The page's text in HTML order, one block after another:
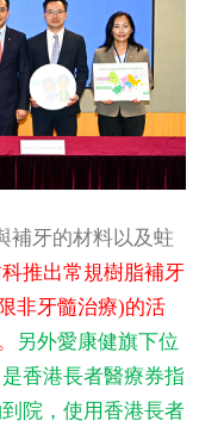
補牙的材料以及蛀
推出常規樹脂補牙
非牙髓治療)的活
另外愛康健旗下位
香港長者醫療券指
院，使用香港長者